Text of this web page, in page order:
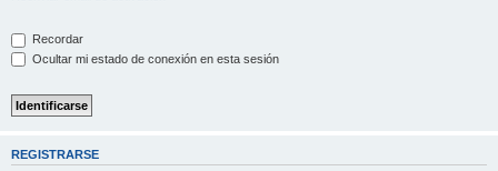
Recordar
Ocultar mi estado de conexión en esta sesión
REGISTRARSE